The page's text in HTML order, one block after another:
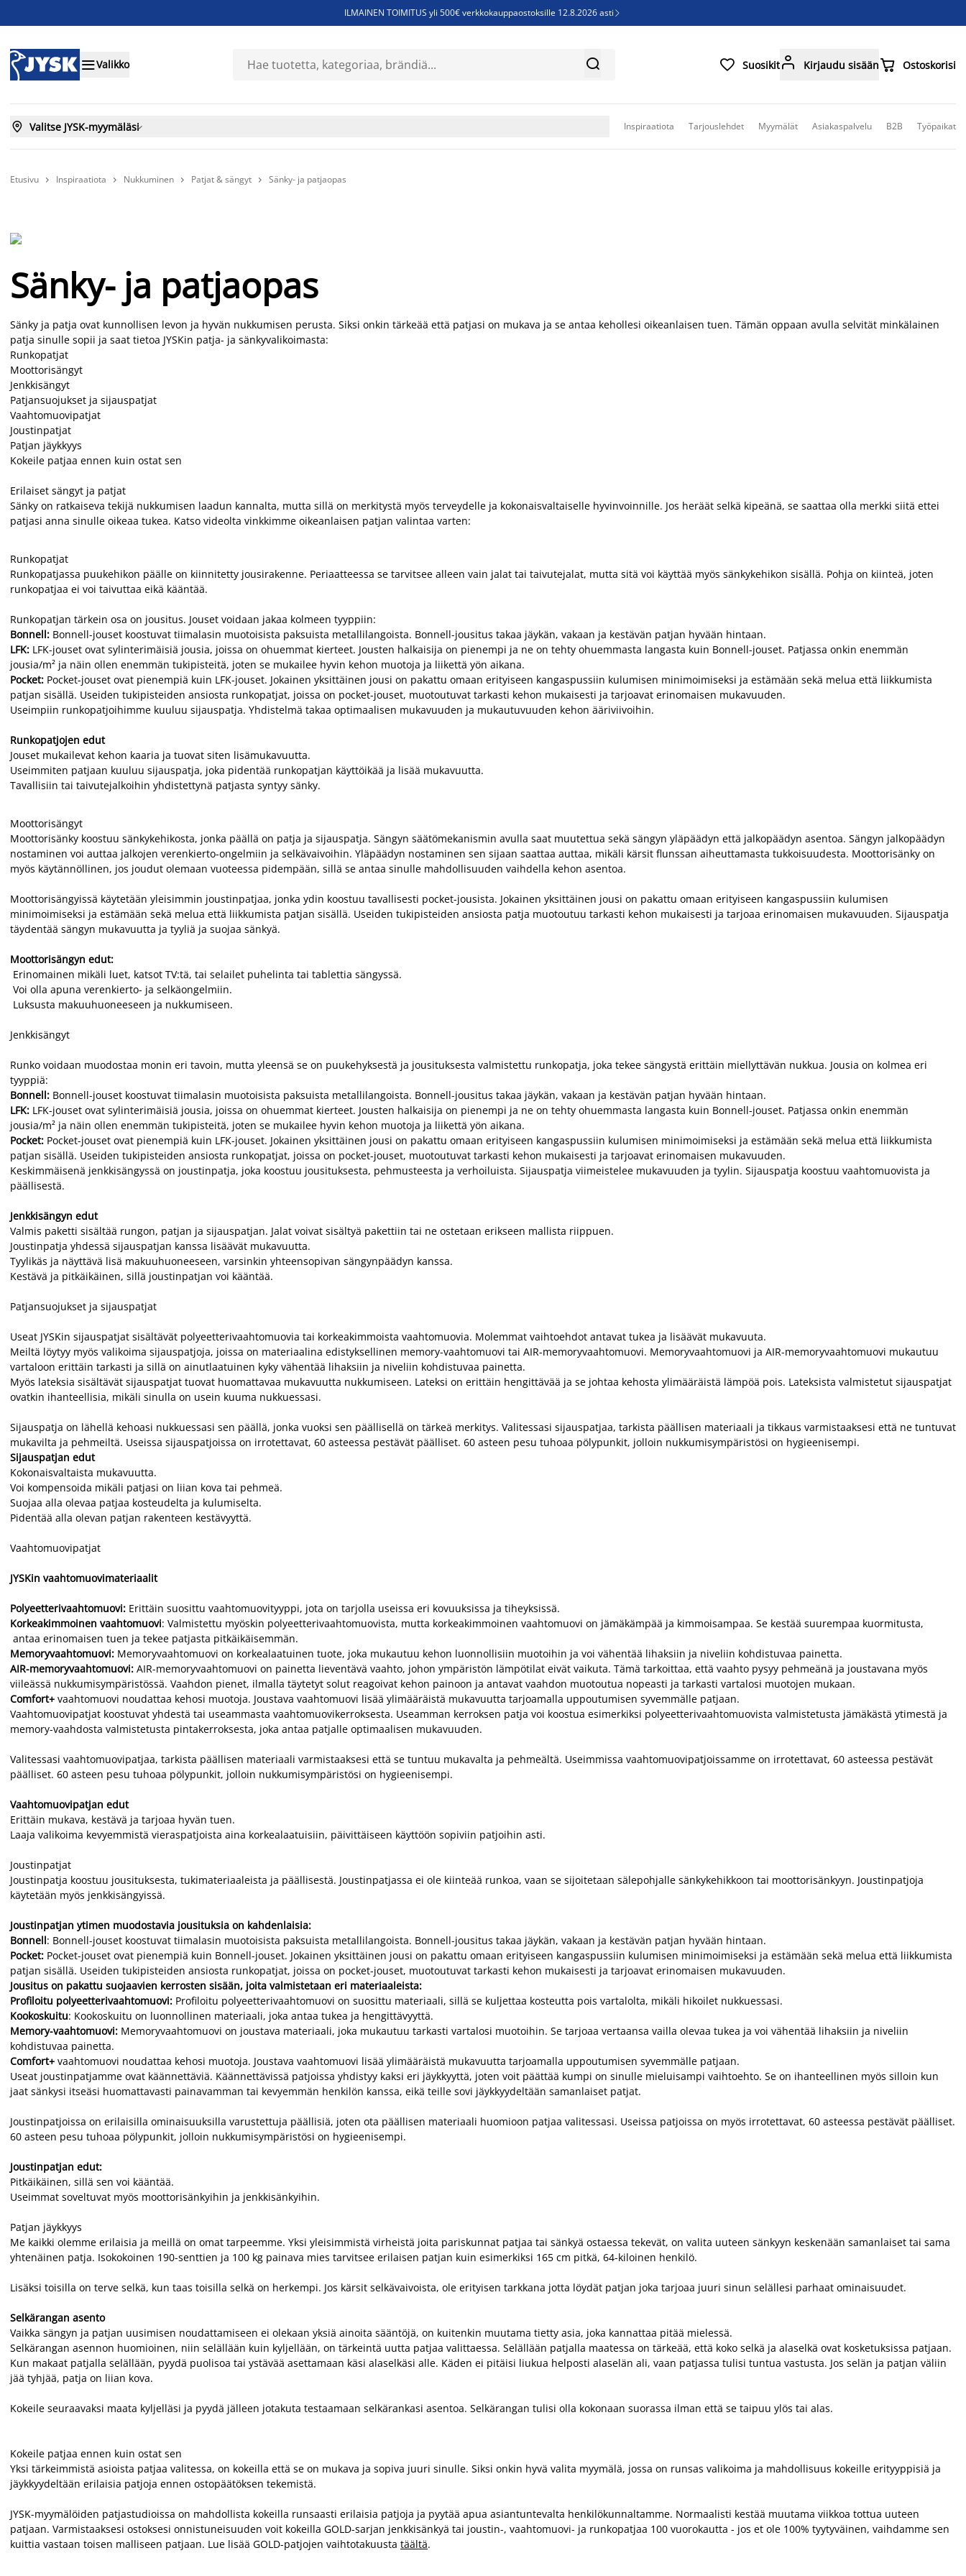
ILMAINEN TOIMITUS yli 500€ verkkokauppaostoksille 12.8.2026 asti 
Sijauspatjoja - Säästä jopa 60%
Valikko   Suosikit Kirjaudu sisään Ostoskorisi
 Valitse JYSK-myymäläsi Inspiraatiota Tarjouslehdet Myymälät Asiakaspalvelu B2B Työpaikat
Etusivu  Inspiraatiota  Nukkuminen  Patjat & sängyt  Sänky- ja patjaopas
Sänky- ja patjaopas
Sänky ja patja ovat kunnollisen levon ja hyvän nukkumisen perusta. Siksi onkin tärkeää että patjasi on mukava ja se antaa kehollesi oikeanlaisen tuen. Tämän oppaan avulla selvität minkälainen
patja sinulle sopii ja saat tietoa JYSKin patja- ja sänkyvalikoimasta:
Runkopatjat
Moottorisängyt
Jenkkisängyt
Patjansuojukset ja sijauspatjat
Vaahtomuovipatjat
Joustinpatjat
Patjan jäykkyys
Kokeile patjaa ennen kuin ostat sen
Erilaiset sängyt ja patjat
Sänky on ratkaiseva tekijä nukkumisen laadun kannalta, mutta sillä on merkitystä myös terveydelle ja kokonaisvaltaiselle hyvinvoinnille. Jos heräät selkä kipeänä, se saattaa olla merkki siitä ettei
patjasi anna sinulle oikeaa tukea. Katso videolta vinkkimme oikeanlaisen patjan valintaa varten:
Runkopatjat
Runkopatjassa puukehikon päälle on kiinnitetty jousirakenne. Periaatteessa se tarvitsee alleen vain jalat tai taivutejalat, mutta sitä voi käyttää myös sänkykehikon sisällä. Pohja on kiinteä, joten
runkopatjaa ei voi taivuttaa eikä kääntää.
Runkopatjan tärkein osa on jousitus. Jouset voidaan jakaa kolmeen tyyppiin:
Bonnell: Bonnell-jouset koostuvat tiimalasin muotoisista paksuista metallilangoista. Bonnell-jousitus takaa jäykän, vakaan ja kestävän patjan hyvään hintaan.
LFK: LFK-jouset ovat sylinterimäisiä jousia, joissa on ohuemmat kierteet. Jousten halkaisija on pienempi ja ne on tehty ohuemmasta langasta kuin Bonnell-jouset. Patjassa onkin enemmän
jousia/m² ja näin ollen enemmän tukipisteitä, joten se mukailee hyvin kehon muotoja ja liikettä yön aikana.
Pocket: Pocket-jouset ovat pienempiä kuin LFK-jouset. Jokainen yksittäinen jousi on pakattu omaan erityiseen kangaspussiin kulumisen minimoimiseksi ja estämään sekä melua että liikkumista
patjan sisällä. Useiden tukipisteiden ansiosta runkopatjat, joissa on pocket-jouset, muotoutuvat tarkasti kehon mukaisesti ja tarjoavat erinomaisen mukavuuden.
Useimpiin runkopatjoihimme kuuluu sijauspatja. Yhdistelmä takaa optimaalisen mukavuuden ja mukautuvuuden kehon ääriviivoihin.
Runkopatjojen edut
Jouset mukailevat kehon kaaria ja tuovat siten lisämukavuutta.
Useimmiten patjaan kuuluu sijauspatja, joka pidentää runkopatjan käyttöikää ja lisää mukavuutta.
Tavallisiin tai taivutejalkoihin yhdistettynä patjasta syntyy sänky.
Moottorisängyt
Moottorisänky koostuu sänkykehikosta, jonka päällä on patja ja sijauspatja. Sängyn säätömekanismin avulla saat muutettua sekä sängyn yläpäädyn että jalkopäädyn asentoa. Sängyn jalkopäädyn
nostaminen voi auttaa jalkojen verenkierto-ongelmiin ja selkävaivoihin. Yläpäädyn nostaminen sen sijaan saattaa auttaa, mikäli kärsit flunssan aiheuttamasta tukkoisuudesta. Moottorisänky on
myös käytännöllinen, jos joudut olemaan vuoteessa pidempään, sillä se antaa sinulle mahdollisuuden vaihdella kehon asentoa.
Moottorisängyissä käytetään yleisimmin joustinpatjaa, jonka ydin koostuu tavallisesti pocket-jousista. Jokainen yksittäinen jousi on pakattu omaan erityiseen kangaspussiin kulumisen
minimoimiseksi ja estämään sekä melua että liikkumista patjan sisällä. Useiden tukipisteiden ansiosta patja muotoutuu tarkasti kehon mukaisesti ja tarjoaa erinomaisen mukavuuden. Sijauspatja
täydentää sängyn mukavuutta ja tyyliä ja suojaa sänkyä.
Moottorisängyn edut:
Erinomainen mikäli luet, katsot TV:tä, tai selailet puhelinta tai tablettia sängyssä.
Voi olla apuna verenkierto- ja selkäongelmiin.
Luksusta makuuhuoneeseen ja nukkumiseen.
Jenkkisängyt
Runko voidaan muodostaa monin eri tavoin, mutta yleensä se on puukehyksestä ja jousituksesta valmistettu runkopatja, joka tekee sängystä erittäin miellyttävän nukkua. Jousia on kolmea eri
tyyppiä:
Bonnell: Bonnell-jouset koostuvat tiimalasin muotoisista paksuista metallilangoista. Bonnell-jousitus takaa jäykän, vakaan ja kestävän patjan hyvään hintaan.
LFK: LFK-jouset ovat sylinterimäisiä jousia, joissa on ohuemmat kierteet. Jousten halkaisija on pienempi ja ne on tehty ohuemmasta langasta kuin Bonnell-jouset. Patjassa onkin enemmän
jousia/m² ja näin ollen enemmän tukipisteitä, joten se mukailee hyvin kehon muotoja ja liikettä yön aikana.
Pocket: Pocket-jouset ovat pienempiä kuin LFK-jouset. Jokainen yksittäinen jousi on pakattu omaan erityiseen kangaspussiin kulumisen minimoimiseksi ja estämään sekä melua että liikkumista
patjan sisällä. Useiden tukipisteiden ansiosta runkopatjat, joissa on pocket-jouset, muotoutuvat tarkasti kehon mukaisesti ja tarjoavat erinomaisen mukavuuden.
Keskimmäisenä jenkkisängyssä on joustinpatja, joka koostuu jousituksesta, pehmusteesta ja verhoiluista. Sijauspatja viimeistelee mukavuuden ja tyylin. Sijauspatja koostuu vaahtomuovista ja
päällisestä.
Jenkkisängyn edut
Valmis paketti sisältää rungon, patjan ja sijauspatjan. Jalat voivat sisältyä pakettiin tai ne ostetaan erikseen mallista riippuen.
Joustinpatja yhdessä sijauspatjan kanssa lisäävät mukavuutta.
Tyylikäs ja näyttävä lisä makuuhuoneeseen, varsinkin yhteensopivan sängynpäädyn kanssa.
Kestävä ja pitkäikäinen, sillä joustinpatjan voi kääntää.
Patjansuojukset ja sijauspatjat
Useat JYSKin sijauspatjat sisältävät polyeetterivaahtomuovia tai korkeakimmoista vaahtomuovia. Molemmat vaihtoehdot antavat tukea ja lisäävät mukavuuta.
Meiltä löytyy myös valikoima sijauspatjoja, joissa on materiaalina edistyksellinen memory-vaahtomuovi tai AIR-memoryvaahtomuovi. Memoryvaahtomuovi ja AIR-memoryvaahtomuovi mukautuu
vartaloon erittäin tarkasti ja sillä on ainutlaatuinen kyky vähentää lihaksiin ja niveliin kohdistuvaa painetta.
Myös lateksia sisältävät sijauspatjat tuovat huomattavaa mukavuutta nukkumiseen. Lateksi on erittäin hengittävää ja se johtaa kehosta ylimääräistä lämpöä pois. Lateksista valmistetut sijauspatjat
ovatkin ihanteellisia, mikäli sinulla on usein kuuma nukkuessasi.
Sijauspatja on lähellä kehoasi nukkuessasi sen päällä, jonka vuoksi sen päällisellä on tärkeä merkitys. Valitessasi sijauspatjaa, tarkista päällisen materiaali ja tikkaus varmistaaksesi että ne tuntuvat
mukavilta ja pehmeiltä. Useissa sijauspatjoissa on irrotettavat, 60 asteessa pestävät päälliset. 60 asteen pesu tuhoaa pölypunkit, jolloin nukkumisympäristösi on hygieenisempi.
Sijauspatjan edut
Kokonaisvaltaista mukavuutta.
Voi kompensoida mikäli patjasi on liian kova tai pehmeä.
Suojaa alla olevaa patjaa kosteudelta ja kulumiselta.
Pidentää alla olevan patjan rakenteen kestävyyttä.
Vaahtomuovipatjat
JYSKin vaahtomuovimateriaalit
Polyeetterivaahtomuovi: Erittäin suosittu vaahtomuovityyppi, jota on tarjolla useissa eri kovuuksissa ja tiheyksissä.
Korkeakimmoinen vaahtomuovi: Valmistettu myöskin polyeetterivaahtomuovista, mutta korkeakimmoinen vaahtomuovi on jämäkämpää ja kimmoisampaa. Se kestää suurempaa kuormitusta,
antaa erinomaisen tuen ja tekee patjasta pitkäikäisemmän.
Memoryvaahtomuovi: Memoryvaahtomuovi on korkealaatuinen tuote, joka mukautuu kehon luonnollisiin muotoihin ja voi vähentää lihaksiin ja niveliin kohdistuvaa painetta.
AIR-memoryvaahtomuovi: AIR-memoryvaahtomuovi on painetta lieventävä vaahto, johon ympäristön lämpötilat eivät vaikuta. Tämä tarkoittaa, että vaahto pysyy pehmeänä ja joustavana myös
viileässä nukkumisympäristössä. Vaahdon pienet, ilmalla täytetyt solut reagoivat kehon painoon ja antavat vaahdon muotoutua nopeasti ja tarkasti vartalosi muotojen mukaan.
Comfort+ vaahtomuovi noudattaa kehosi muotoja. Joustava vaahtomuovi lisää ylimääräistä mukavuutta tarjoamalla uppoutumisen syvemmälle patjaan.
Vaahtomuovipatjat koostuvat yhdestä tai useammasta vaahtomuovikerroksesta. Useamman kerroksen patja voi koostua esimerkiksi polyeetterivaahtomuovista valmistetusta jämäkästä ytimestä ja
memory-vaahdosta valmistetusta pintakerroksesta, joka antaa patjalle optimaalisen mukavuuden.
Valitessasi vaahtomuovipatjaa, tarkista päällisen materiaali varmistaaksesi että se tuntuu mukavalta ja pehmeältä. Useimmissa vaahtomuovipatjoissamme on irrotettavat, 60 asteessa pestävät
päälliset. 60 asteen pesu tuhoaa pölypunkit, jolloin nukkumisympäristösi on hygieenisempi.
Vaahtomuovipatjan edut
Erittäin mukava, kestävä ja tarjoaa hyvän tuen.
Laaja valikoima kevyemmistä vieraspatjoista aina korkealaatuisiin, päivittäiseen käyttöön sopiviin patjoihin asti.
Joustinpatjat
Joustinpatja koostuu jousituksesta, tukimateriaaleista ja päällisestä. Joustinpatjassa ei ole kiinteää runkoa, vaan se sijoitetaan sälepohjalle sänkykehikkoon tai moottorisänkyyn. Joustinpatjoja
käytetään myös jenkkisängyissä.
Joustinpatjan ytimen muodostavia jousituksia on kahdenlaisia:
Bonnell: Bonnell-jouset koostuvat tiimalasin muotoisista paksuista metallilangoista. Bonnell-jousitus takaa jäykän, vakaan ja kestävän patjan hyvään hintaan.
Pocket: Pocket-jouset ovat pienempiä kuin Bonnell-jouset. Jokainen yksittäinen jousi on pakattu omaan erityiseen kangaspussiin kulumisen minimoimiseksi ja estämään sekä melua että liikkumista
patjan sisällä. Useiden tukipisteiden ansiosta runkopatjat, joissa on pocket-jouset, muotoutuvat tarkasti kehon mukaisesti ja tarjoavat erinomaisen mukavuuden.
Jousitus on pakattu suojaavien kerrosten sisään, joita valmistetaan eri materiaaleista:
Profiloitu polyeetterivaahtomuovi: Profiloitu polyeetterivaahtomuovi on suosittu materiaali, sillä se kuljettaa kosteutta pois vartalolta, mikäli hikoilet nukkuessasi.
Kookoskuitu: Kookoskuitu on luonnollinen materiaali, joka antaa tukea ja hengittävyyttä.
Memory-vaahtomuovi: Memoryvaahtomuovi on joustava materiaali, joka mukautuu tarkasti vartalosi muotoihin. Se tarjoaa vertaansa vailla olevaa tukea ja voi vähentää lihaksiin ja niveliin
kohdistuvaa painetta.
Comfort+ vaahtomuovi noudattaa kehosi muotoja. Joustava vaahtomuovi lisää ylimääräistä mukavuutta tarjoamalla uppoutumisen syvemmälle patjaan.
Useat joustinpatjamme ovat käännettäviä. Käännettävissä patjoissa yhdistyy kaksi eri jäykkyyttä, joten voit päättää kumpi on sinulle mieluisampi vaihtoehto. Se on ihanteellinen myös silloin kun
jaat sänkysi itseäsi huomattavasti painavamman tai kevyemmän henkilön kanssa, eikä teille sovi jäykkyydeltään samanlaiset patjat.
Joustinpatjoissa on erilaisilla ominaisuuksilla varustettuja päällisiä, joten ota päällisen materiaali huomioon patjaa valitessasi. Useissa patjoissa on myös irrotettavat, 60 asteessa pestävät päälliset.
60 asteen pesu tuhoaa pölypunkit, jolloin nukkumisympäristösi on hygieenisempi.
Joustinpatjan edut:
Pitkäikäinen, sillä sen voi kääntää.
Useimmat soveltuvat myös moottorisänkyihin ja jenkkisänkyihin.
Patjan jäykkyys
Me kaikki olemme erilaisia ja meillä on omat tarpeemme. Yksi yleisimmistä virheistä joita pariskunnat patjaa tai sänkyä ostaessa tekevät, on valita uuteen sänkyyn keskenään samanlaiset tai sama
yhtenäinen patja. Isokokoinen 190-senttien ja 100 kg painava mies tarvitsee erilaisen patjan kuin esimerkiksi 165 cm pitkä, 64-kiloinen henkilö.
Lisäksi toisilla on terve selkä, kun taas toisilla selkä on herkempi. Jos kärsit selkävaivoista, ole erityisen tarkkana jotta löydät patjan joka tarjoaa juuri sinun selällesi parhaat ominaisuudet.
Selkärangan asento
Vaikka sängyn ja patjan uusimisen noudattamiseen ei olekaan yksiä ainoita sääntöjä, on kuitenkin muutama tietty asia, joka kannattaa pitää mielessä.
Selkärangan asennon huomioinen, niin selällään kuin kyljellään, on tärkeintä uutta patjaa valittaessa. Selällään patjalla maatessa on tärkeää, että koko selkä ja alaselkä ovat kosketuksissa patjaan.
Kun makaat patjalla selällään, pyydä puolisoa tai ystävää asettamaan käsi alaselkäsi alle. Käden ei pitäisi liukua helposti alaselän ali, vaan patjassa tulisi tuntua vastusta. Jos selän ja patjan väliin
jää tyhjää, patja on liian kova.
Kokeile seuraavaksi maata kyljelläsi ja pyydä jälleen jotakuta testaamaan selkärankasi asentoa. Selkärangan tulisi olla kokonaan suorassa ilman että se taipuu ylös tai alas.
Kokeile patjaa ennen kuin ostat sen
Yksi tärkeimmistä asioista patjaa valitessa, on kokeilla että se on mukava ja sopiva juuri sinulle. Siksi onkin hyvä valita myymälä, jossa on runsas valikoima ja mahdollisuus kokeille erityyppisiä ja
jäykkyydeltään erilaisia patjoja ennen ostopäätöksen tekemistä.
JYSK-myymälöiden patjastudioissa on mahdollista kokeilla runsaasti erilaisia patjoja ja pyytää apua asiantuntevalta henkilökunnaltamme. Normaalisti kestää muutama viikkoa tottua uuteen
patjaan. Varmistaaksesi ostoksesi onnistuneisuuden voit kokeilla GOLD-sarjan jenkkisänkyä tai joustin-, vaahtomuovi- ja runkopatjaa 100 vuorokautta - jos et ole 100% tyytyväinen, vaihdamme sen
kuittia vastaan toisen malliseen patjaan. Lue lisää GOLD-patjojen vaihtotakuusta täältä.